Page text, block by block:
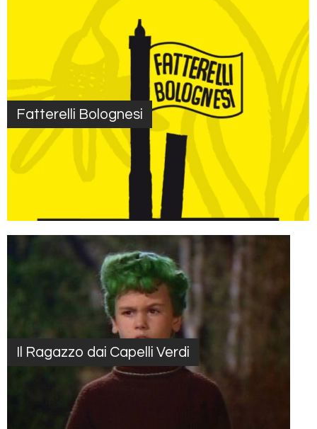
Fatterelli Bolognesi
Il Ragazzo dai Capelli Verdi